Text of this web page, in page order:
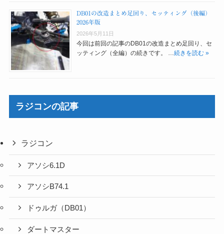
DB01の改造まとめ足回り、セッティング（後編）
2026年版
2026年5月11日
今回は前回の記事のDB01の改造まとめ足回り、セ
ッティング（全編）の続きです。 …続きを読む »
ラジコンの記事
ラジコン
アソシ6.1D
アソシB74.1
ドゥルガ（DB01）
ダートマスター